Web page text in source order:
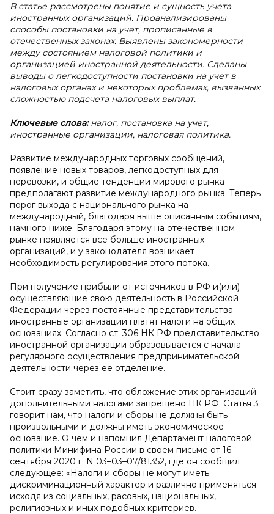
В статье рассмотрены понятие и сущность учета
иностранных организаций. Проанализированы
способы постановки на учет, прописанные в
отечественных законах. Выявлены закономерности
между состоянием налоговой политики и
организацией иностранной деятельности. Сделаны
выводы о легкодоступности постановки на учет в
налоговых органах и некоторых проблемах, вызванных
сложностью подсчета налоговых выплат.
Ключевые слова:налог, постановка на учет,
иностранные организации, налоговая политика.
Развитие международных торговых сообщений,
появление новых товаров, легкодоступных для
перевозки, и общие тенденции мирового рынка
предполагают развитие международного рынка. Теперь
порог выхода с национального рынка на
международный, благодаря выше описанным событиям,
намного ниже. Благодаря этому на отечественном
рынке появляется все больше иностранных
организаций, и у законодателя возникает
необходимость регулирования этого потока.
При получение прибыли от источников в РФ и(или)
осуществляющие свою деятельность в Российской
Федерации через постоянные представительства
иностранные организации платят налоги на общих
основаниях. Согласно ст. 306 НК РФ представительство
иностранной организации образовывается с начала
регулярного осуществления предпринимательской
деятельности через ее отделение.
Стоит сразу заметить, что обложение этих организаций
дополнительными налогами запрещено НК РФ. Статья 3
говорит нам, что налоги и сборы не должны быть
произвольными и должны иметь экономическое
основание. О чем и напомнил Департамент налоговой
политики Минифина России в своем письме от 16
сентября 2020 г. N 03–03–07/81352, где он сообщил
следующее: «Налоги и сборы не могут иметь
дискриминационный характер и различно применяться
исходя из социальных, расовых, национальных,
религиозных и иных подобных критериев.